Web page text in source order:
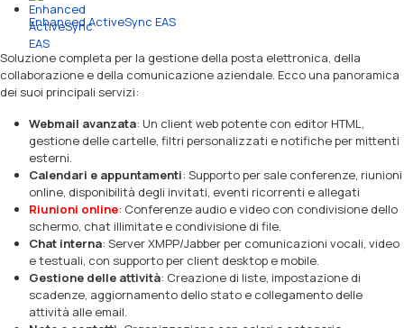
Enhanced ActiveSync EAS
Soluzione completa per la gestione della posta elettronica, della
collaborazione e della comunicazione aziendale. Ecco una panoramica
dei suoi principali servizi:
Webmail avanzata: Un client web potente con editor HTML,
gestione delle cartelle, filtri personalizzati e notifiche per mittenti
esterni.
Calendari e appuntamenti: Supporto per sale conferenze, riunioni
online, disponibilità degli invitati, eventi ricorrenti e allegati
Riunioni online: Conferenze audio e video con condivisione dello
schermo, chat illimitate e condivisione di file.
Chat interna: Server XMPP/Jabber per comunicazioni vocali, video
e testuali, con supporto per client desktop e mobile.
Gestione delle attività: Creazione di liste, impostazione di
scadenze, aggiornamento dello stato e collegamento delle
attività alle email.